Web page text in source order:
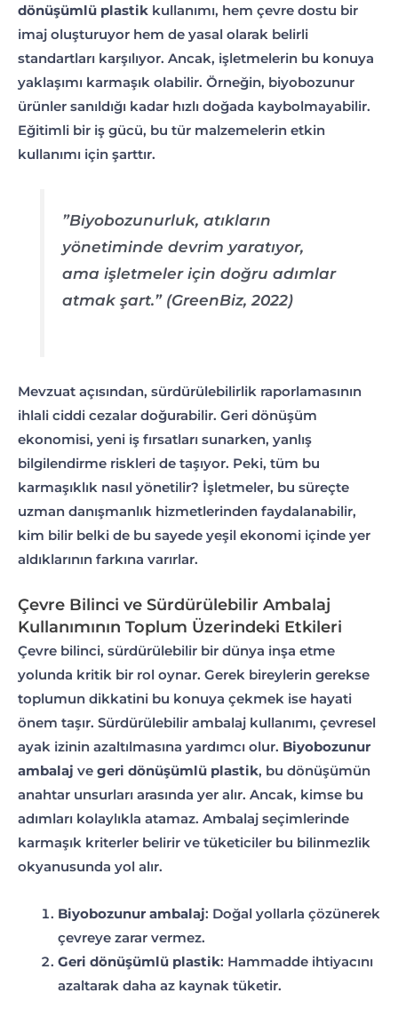
dönüşümlü plastik kullanımı, hem çevre dostu bir
imaj oluşturuyor hem de yasal olarak belirli
standartları karşılıyor. Ancak, işletmelerin bu konuya
yaklaşımı karmaşık olabilir. Örneğin, biyobozunur
ürünler sanıldığı kadar hızlı doğada kaybolmayabilir.
Eğitimli bir iş gücü, bu tür malzemelerin etkin
kullanımı için şarttır.
”Biyobozunurluk, atıkların
yönetiminde devrim yaratıyor,
ama işletmeler için doğru adımlar
atmak şart.” (GreenBiz, 2022)
Mevzuat açısından, sürdürülebilirlik raporlamasının
ihlali ciddi cezalar doğurabilir. Geri dönüşüm
ekonomisi, yeni iş fırsatları sunarken, yanlış
bilgilendirme riskleri de taşıyor. Peki, tüm bu
karmaşıklık nasıl yönetilir? İşletmeler, bu süreçte
uzman danışmanlık hizmetlerinden faydalanabilir,
kim bilir belki de bu sayede yeşil ekonomi içinde yer
aldıklarının farkına varırlar.
Çevre Bilinci ve Sürdürülebilir Ambalaj
Kullanımının Toplum Üzerindeki Etkileri
Çevre bilinci, sürdürülebilir bir dünya inşa etme
yolunda kritik bir rol oynar. Gerek bireylerin gerekse
toplumun dikkatini bu konuya çekmek ise hayati
önem taşır. Sürdürülebilir ambalaj kullanımı, çevresel
ayak izinin azaltılmasına yardımcı olur. Biyobozunur
ambalaj ve geri dönüşümlü plastik, bu dönüşümün
anahtar unsurları arasında yer alır. Ancak, kimse bu
adımları kolaylıkla atamaz. Ambalaj seçimlerinde
karmaşık kriterler belirir ve tüketiciler bu bilinmezlik
okyanusunda yol alır.
Biyobozunur ambalaj: Doğal yollarla çözünerek
çevreye zarar vermez.
Geri dönüşümlü plastik: Hammadde ihtiyacını
azaltarak daha az kaynak tüketir.